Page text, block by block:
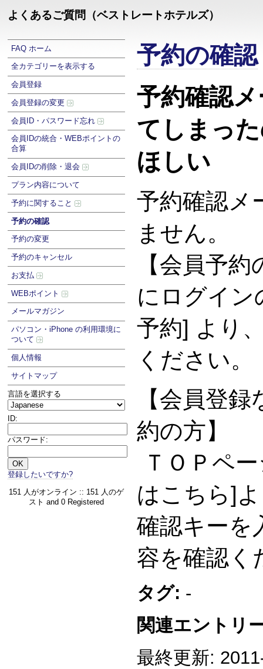
よくあるご質問（ベストレートホテルズ）
FAQ ホーム
全カテゴリーを表示する
会員登録
会員登録の変更
会員ID・パスワード忘れ
会員IDの統合・WEBポイントの
合算
会員IDの削除・退会
プラン内容について
予約に関すること
予約の確認
予約の変更
予約のキャンセル
お支払
WEBポイント
メールマガジン
パソコン・iPhone の利用環境に
ついて
個人情報
サイトマップ
言語を選択する
ID:
パスワード:
登録したいですか?
151 人がオンライン :: 151 人のゲ
スト and 0 Registered
予約の確認
予約確認
てしまっ
ほしい
予約確認メ
ません。
【会員予
にログイン
予約] より
ください。
【会員登
約の方】
ＴＯＰペ
はこちら]
確認キーを
容を確認く
タグ: -
関連エントリ
最終更新: